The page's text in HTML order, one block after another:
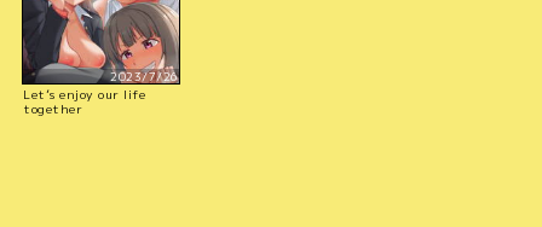
2023/7/26
Let’s enjoy our life
together